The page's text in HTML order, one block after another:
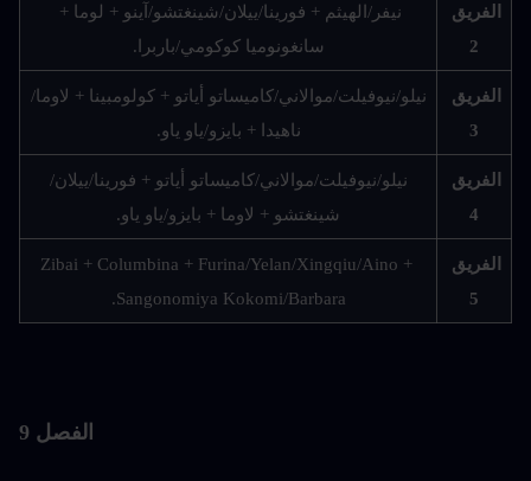
2
سانغونوميا كوكومي/باربرا.
3
نيلو/نيوفيلت/موالاني/كاميساتو أياتو + كولومبينا + لاوما/
ناهيدا + بايزو/ياو ياو.
4
نيلو/نيوفيلت/موالاني/كاميساتو أياتو + فورينا/ييلان/
شينغتشو + لاوما + بايزو/ياو ياو.
5
Zibai + Columbina + Furina/Yelan/Xingqiu/Aino +
Sangonomiya Kokomi/Barbara.
الفصل 9